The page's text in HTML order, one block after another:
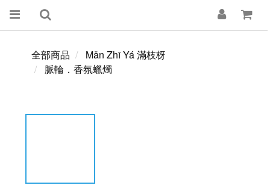
全部商品
Mǎn Zhī Yá 滿枝枒
脈輪．香氛蠟燭